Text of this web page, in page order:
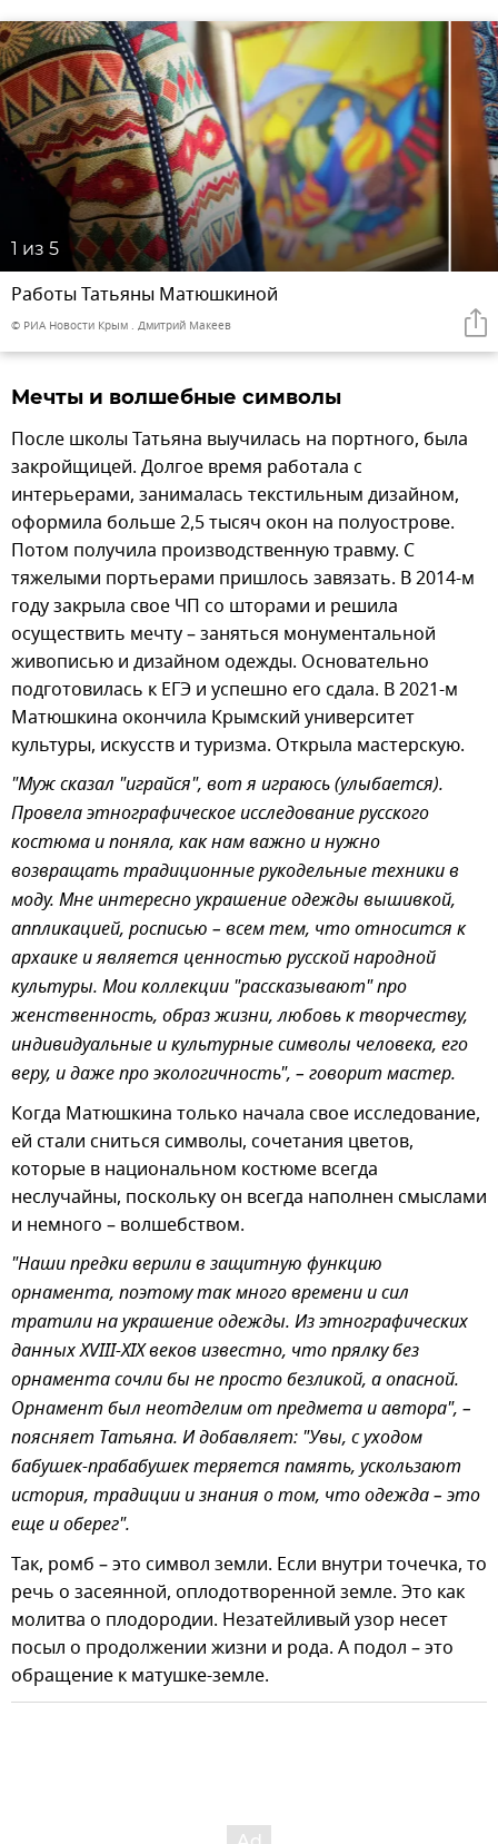
1 из 5
Работы Татьяны Матюшкиной
© РИА Новости Крым . Дмитрий Макеев
Мечты и волшебные символы
После школы Татьяна выучилась на портного, была
закройщицей. Долгое время работала с
интерьерами, занималась текстильным дизайном,
оформила больше 2,5 тысяч окон на полуострове.
Потом получила производственную травму. С
тяжелыми портьерами пришлось завязать. В 2014-м
году закрыла свое ЧП со шторами и решила
осуществить мечту – заняться монументальной
живописью и дизайном одежды. Основательно
подготовилась к ЕГЭ и успешно его сдала. В 2021-м
Матюшкина окончила Крымский университет
культуры, искусств и туризма. Открыла мастерскую.
"Муж сказал "играйся", вот я играюсь (улыбается).
Провела этнографическое исследование русского
костюма и поняла, как нам важно и нужно
возвращать традиционные рукодельные техники в
моду. Мне интересно украшение одежды вышивкой,
аппликацией, росписью – всем тем, что относится к
архаике и является ценностью русской народной
культуры. Мои коллекции "рассказывают" про
женственность, образ жизни, любовь к творчеству,
индивидуальные и культурные символы человека, его
веру, и даже про экологичность", – говорит мастер.
Когда Матюшкина только начала свое исследование,
ей стали сниться символы, сочетания цветов,
которые в национальном костюме всегда
неслучайны, поскольку он всегда наполнен смыслами
и немного – волшебством.
"Наши предки верили в защитную функцию
орнамента, поэтому так много времени и сил
тратили на украшение одежды. Из этнографических
данных XVIII-XIX веков известно, что прялку без
орнамента сочли бы не просто безликой, а опасной.
Орнамент был неотделим от предмета и автора", –
поясняет Татьяна. И добавляет: "Увы, с уходом
бабушек-прабабушек теряется память, ускользают
история, традиции и знания о том, что одежда – это
еще и оберег".
Так, ромб – это символ земли. Если внутри точечка, то
речь о засеянной, оплодотворенной земле. Это как
молитва о плодородии. Незатейливый узор несет
посыл о продолжении жизни и рода. А подол – это
обращение к матушке-земле.